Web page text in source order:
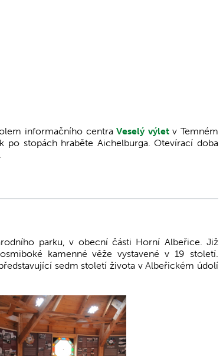
informačního centraVeselý výletv Temném
stopách hraběte Aichelburga. Otevírací doba
parku, v obecní části Horní Albeřice. Již
kamenné věže vystavené v 19 století.
sedm století života v Albeřickém údolí